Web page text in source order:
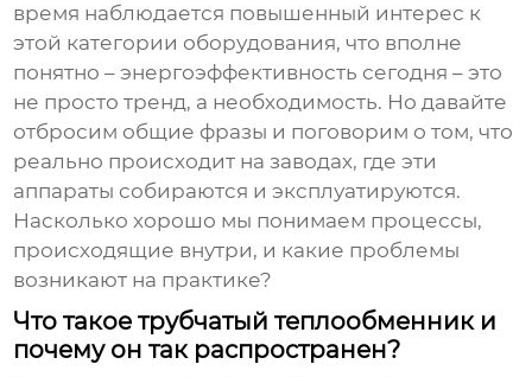
время наблюдается повышенный интерес к
этой категории оборудования, что вполне
понятно – энергоэффективность сегодня – это
не просто тренд, а необходимость. Но давайте
отбросим общие фразы и поговорим о том, что
реально происходит на заводах, где эти
аппараты собираются и эксплуатируются.
Насколько хорошо мы понимаем процессы,
происходящие внутри, и какие проблемы
возникают на практике?
Что такое трубчатый теплообменник и
почему он так распространен?